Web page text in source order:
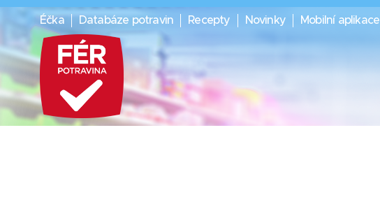
Éčka Databáze potravin Recepty Novinky Mobilní aplikace